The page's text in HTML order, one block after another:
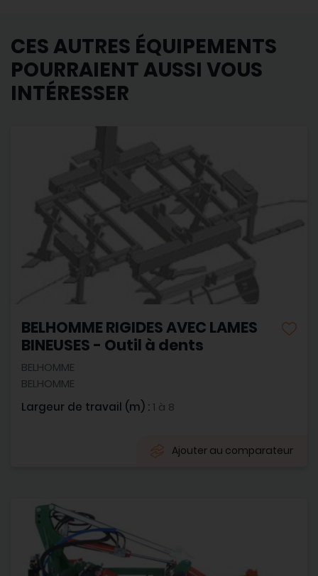
CES AUTRES ÉQUIPEMENTS
POURRAIENT AUSSI VOUS
INTÉRESSER
BELHOMME RIGIDES AVEC LAMES
BINEUSES - Outil à dents
BELHOMME
BELHOMME
Largeur de travail (m) :1 à 8
Ajouter au comparateur